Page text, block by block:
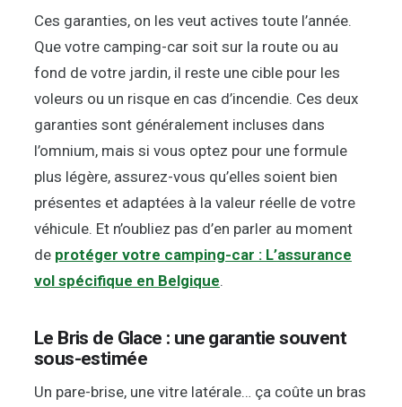
Ces garanties, on les veut actives toute l’année.
Que votre camping-car soit sur la route ou au
fond de votre jardin, il reste une cible pour les
voleurs ou un risque en cas d’incendie. Ces deux
garanties sont généralement incluses dans
l’omnium, mais si vous optez pour une formule
plus légère, assurez-vous qu’elles soient bien
présentes et adaptées à la valeur réelle de votre
véhicule. Et n’oubliez pas d’en parler au moment
de protéger votre camping-car : L’assurance
vol spécifique en Belgique.
Le Bris de Glace : une garantie souvent
sous-estimée
Un pare-brise, une vitre latérale… ça coûte un bras